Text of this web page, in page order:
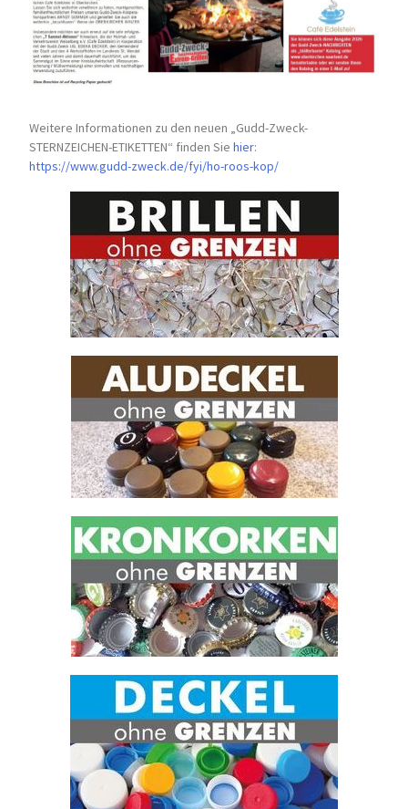
Weitere Informationen zu den neuen „Gudd-Zweck-
STERNZEICHEN-ETIKETTEN“ finden Siehier:
https://www.gudd-zweck.de/fyi/ho-roos-kop/